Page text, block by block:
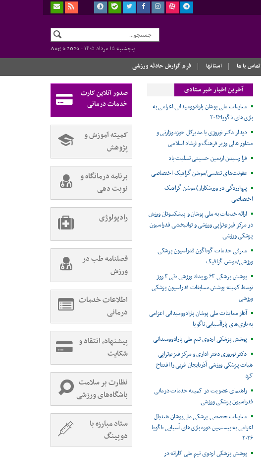
پنجشنبه ۱۵ مرداد ۱۴۰۵ -
Aug 6 2026
تماس با ما استانها فرم گزارش حادثه ورزشی
آخرین اخبار خبر ستادی
معاینات ملی پوشان پارادوومیدانی اعزامی به
بازی‌های ناگویا۲۰۲۶
دیدار دکتر نوروزی با مدیرکل حوزه وزارتی و
مشاور عالی وزیر فرهنگ و ارشاد اسلامی
فرا رسیدن اربعین حسینی تسلیت باد
عفونت‌های تنفسی/موشن گرافیک اختصاصی
پرواززدگی در ورزشکاران/موشن گرافیک
اختصاصی
ارائه خدمات به ملی پوشان و پیشکسوتان ورزش
در مرکز فیزیوتراپی ورزشی و توانبخشی فدراسیون
پزشکی ورزشی
معرفی خدمات گوناگون فدراسیون پزشکی
ورزشی/موشن گرافیک
پوشش پزشکی ۶۳ رویداد ورزشی طی ۳ روز
توسط کمیته پوشش مسابقات فدراسیون پزشکی
ورزشی
آغاز معاینات ملی پوشان پارادوومیدانی اعزامی
به بازی‌های پاراآسیایی ناگویا
پوشش پزشکی اردوی تیم ملی پارادوومیدانی
دکتر نوروزی دفتر اداری و مرکز فیزیوتراپی
هیات پزشکی ورزشی آذربایجان غربی را افتتاح
کرد
راهنمای عضویت در کمیته خدمات درمانی
فدراسیون پزشکی ورزشی
معاینات تخصصی پزشکی ملی‌پوشان هندبال
اعزامی به بیستمین دوره بازی‌های آسیایی ناگویا
۲۰۲۶
پوشش پزشکی اردوی تیم ملی کاراته در
صدور آنلاین کارت
خدمات درمانی
کمیته آموزش و
پژوهش
برنامه درمانگاه و
نوبت دهی
رادیولوژی
فصلنامه طب در
ورزش
اطلاعات خدمات
درمانی
پیشنهاد، انتقاد و
شکایت
نظارت بر سلامت
باشگاه‌های ورزشی
ستاد مبارزه با
دوپینگ